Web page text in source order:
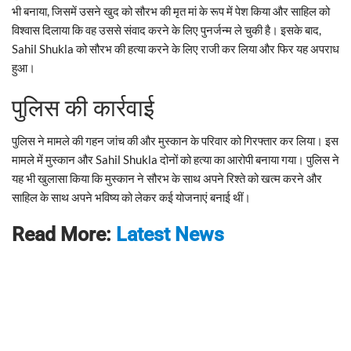
भी बनाया, जिसमें उसने खुद को सौरभ की मृत मां के रूप में पेश किया और साहिल को
विश्वास दिलाया कि वह उससे संवाद करने के लिए पुनर्जन्म ले चुकी है। इसके बाद,
Sahil Shukla को सौरभ की हत्या करने के लिए राजी कर लिया और फिर यह अपराध
हुआ।
पुलिस की कार्रवाई
पुलिस ने मामले की गहन जांच की और मुस्कान के परिवार को गिरफ्तार कर लिया। इस
मामले में मुस्कान और Sahil Shukla दोनों को हत्या का आरोपी बनाया गया। पुलिस ने
यह भी खुलासा किया कि मुस्कान ने सौरभ के साथ अपने रिश्ते को खत्म करने और
साहिल के साथ अपने भविष्य को लेकर कई योजनाएं बनाई थीं।
Read More: Latest News